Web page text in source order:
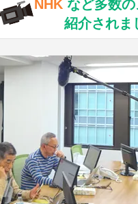
NHK など多数
紹介されま